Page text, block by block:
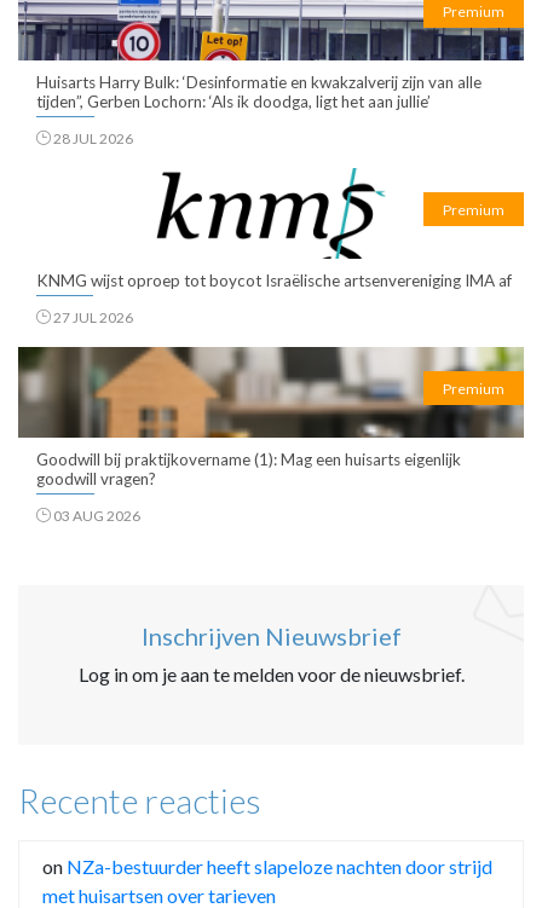
Premium
Huisarts Harry Bulk: ‘Desinformatie en kwakzalverij zijn van alle
tijden”, Gerben Lochorn: ‘Als ik doodga, ligt het aan jullie’
28 JUL 2026
Premium
KNMG wijst oproep tot boycot Israëlische artsenvereniging IMA af
27 JUL 2026
Premium
Goodwill bij praktijkovername (1): Mag een huisarts eigenlijk
goodwill vragen?
03 AUG 2026
Inschrijven Nieuwsbrief
Log in om je aan te melden voor de nieuwsbrief.
Recente reacties
on NZa-bestuurder heeft slapeloze nachten door strijd
met huisartsen over tarieven